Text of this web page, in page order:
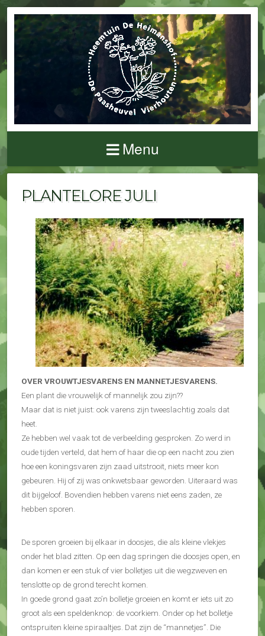
Menu
PLANTELORE JULI
OVER VROUWTJESVARENS EN MANNETJESVARENS.
Een plant die vrouwelijk of mannelijk zou zijn??
Maar dat is niet juist: ook varens zijn tweeslachtig zoals dat
heet.
Ze hebben wel vaak tot de verbeelding gesproken. Zo werd in
oude tijden verteld, dat hem of haar die op een nacht zou zien
hoe een koningsvaren zijn zaad uitstrooit, niets meer kon
gebeuren. Hij of zij was onkwetsbaar geworden. Uiteraard was
dit bijgeloof. Bovendien hebben varens niet eens zaden, ze
hebben sporen.
De sporen groeien bij elkaar in doosjes, die als kleine vlekjes
onder het blad zitten. Op een dag springen die doosjes open, en
dan komen er een stuk of vier bolletjes uit die wegzweven en
tenslotte op de grond terecht komen.
In goede grond gaat zo’n bolletje groeien en komt er iets uit zo
groot als een speldenknop: de voorkiem. Onder op het bolletje
ontspruiten kleine spiraaltjes. Dat zijn de “mannetjes”. Die